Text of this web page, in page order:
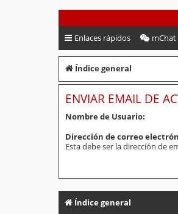
PeruVoley.com
Enlaces rápidos mChat
Índice general
ENVIAR EMAIL DE
Nombre de Usuario:
Dirección de correo
Esta debe ser la dirección de
Índice general